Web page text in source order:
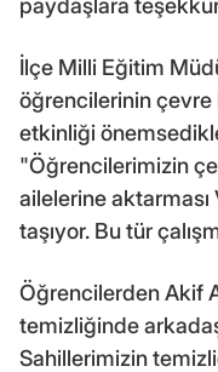
paydaşlara
İlçe Milli Eğitim
öğrencilerinin çevre
etkinliği
"Öğrencilerimizin
ailelerine
taşıyor. Bu tür
Öğrencilerden Akif
temizliğinde
Sahillerimizin